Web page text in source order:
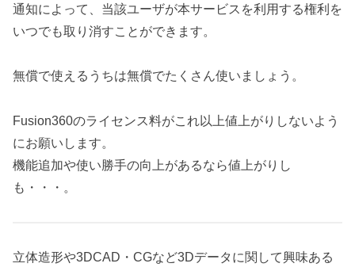
通知によって、当該ユーザが本サービスを利用する権利を
いつでも取り消すことができます。
無償で使えるうちは無償でたくさん使いましょう。
Fusion360のライセンス料がこれ以上値上がりしないよう
にお願いします。
機能追加や使い勝手の向上があるなら値上がりし
も・・・。
立体造形や3DCAD・CGなど3Dデータに関して興味ある